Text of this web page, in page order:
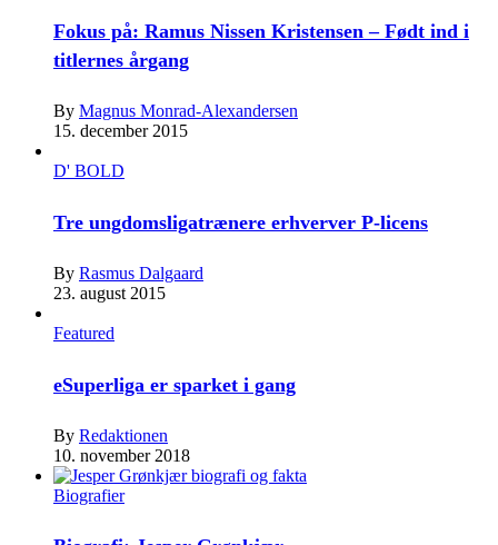
Fokus på: Ramus Nissen Kristensen – Født ind i
titlernes årgang
By Magnus Monrad-Alexandersen
15. december 2015
D' BOLD
Tre ungdomsligatrænere erhverver P-licens
By Rasmus Dalgaard
23. august 2015
Featured
eSuperliga er sparket i gang
By Redaktionen
10. november 2018
Biografier